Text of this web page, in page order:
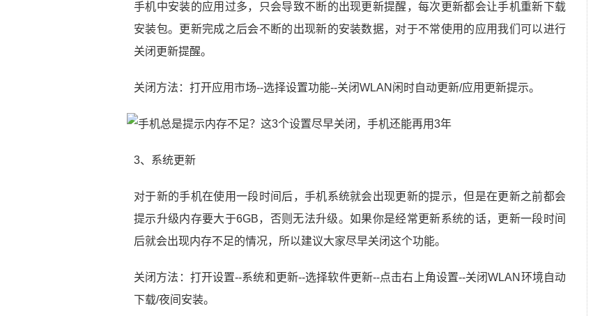
手机中安装的应用过多，只会导致不断的出现更新提醒，每次更新都会让手机重新下载
安装包。更新完成之后会不断的出现新的安装数据，对于不常使用的应用我们可以进行
关闭更新提醒。
关闭方法：打开应用市场--选择设置功能--关闭WLAN闲时自动更新/应用更新提示。
3、系统更新
对于新的手机在使用一段时间后，手机系统就会出现更新的提示，但是在更新之前都会
提示升级内存要大于6GB，否则无法升级。如果你是经常更新系统的话，更新一段时间
后就会出现内存不足的情况，所以建议大家尽早关闭这个功能。
关闭方法：打开设置--系统和更新--选择软件更新--点击右上角设置--关闭WLAN环境自动
下载/夜间安装。